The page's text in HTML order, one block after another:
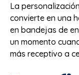
La
convierte en una
en bandejas de
un momento
más receptivo a